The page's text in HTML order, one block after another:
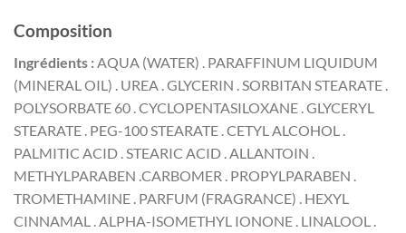
Composition
Ingrédients : AQUA (WATER) . PARAFFINUM LIQUIDUM
(MINERAL OIL) . UREA . GLYCERIN . SORBITAN STEARATE .
POLYSORBATE 60 . CYCLOPENTASILOXANE . GLYCERYL
STEARATE . PEG-100 STEARATE . CETYL ALCOHOL .
PALMITIC ACID . STEARIC ACID . ALLANTOIN .
METHYLPARABEN .CARBOMER . PROPYLPARABEN .
TROMETHAMINE . PARFUM (FRAGRANCE) . HEXYL
CINNAMAL . ALPHA-ISOMETHYL IONONE . LINALOOL .